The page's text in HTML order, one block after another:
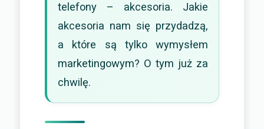
telefony – akcesoria. Jakie
akcesoria nam się przydadzą,
a które są tylko wymysłem
marketingowym? O tym już za
chwilę.